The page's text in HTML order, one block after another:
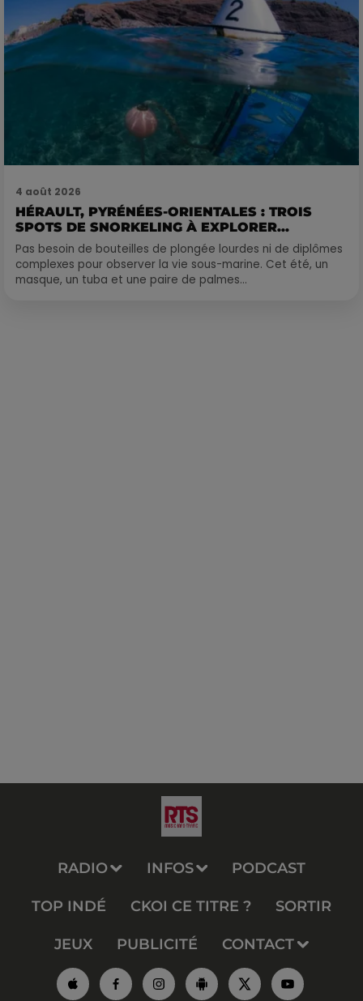
4 août 2026
HÉRAULT, PYRÉNÉES-ORIENTALES : TROIS
SPOTS DE SNORKELING À EXPLORER...
Pas besoin de bouteilles de plongée lourdes ni de diplômes
complexes pour observer la vie sous-marine. Cet été, un
masque, un tuba et une paire de palmes...
RADIO INFOS PODCAST
TOP INDÉ CKOI CE TITRE ? SORTIR
JEUX PUBLICITÉ CONTACT